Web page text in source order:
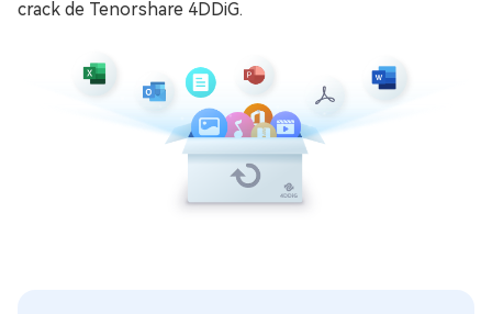
crack de Tenorshare 4DDiG.